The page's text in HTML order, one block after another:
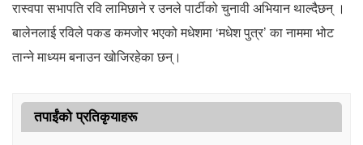
रास्वपा सभापति रवि लामिछाने र उनले पार्टीको चुनावी अभियान थाल्दैछन् ।
बालेनलाई रविले पकड कमजोर भएको मधेशमा ‘मधेश पुत्र’ का नाममा भोट
तान्ने माध्यम बनाउन खोजिरहेका छन्।
तपाईंको प्रतिकृयाहरू